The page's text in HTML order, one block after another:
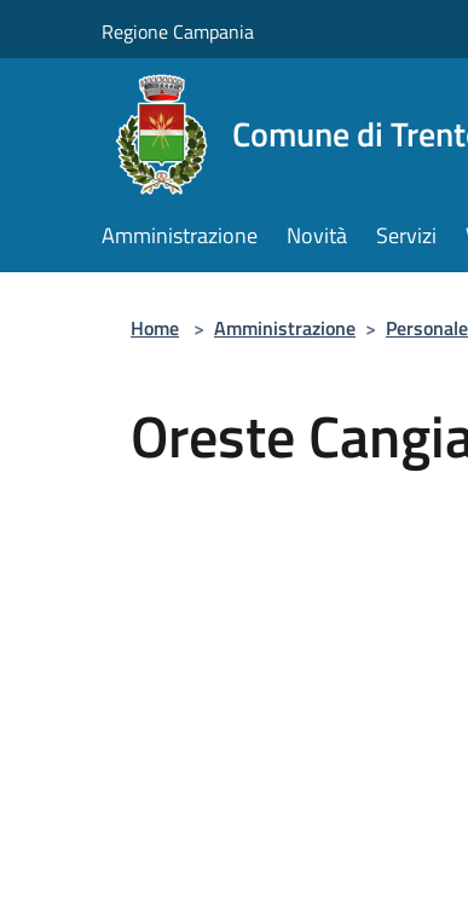
Regione Campania
Comune di
Amministrazione Novità Servizi
Home > Amministrazione >
Oreste